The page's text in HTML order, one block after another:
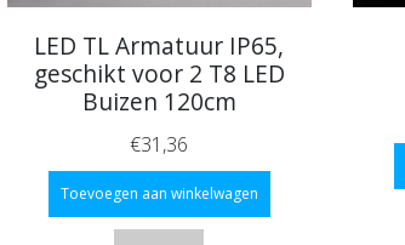
LED TL Armatuur IP65,
geschikt voor 2 T8 LED
Buizen 120cm
€31,36
Toevoegen aan winkelwagen